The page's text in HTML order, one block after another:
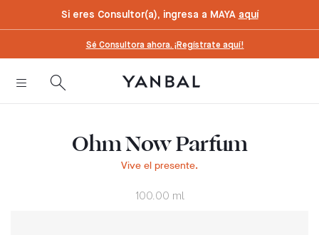
Si eres Consultor(a), ingresa a MAYA aquí
Sé Consultora ahora. ¡Regístrate aquí!
Ohm Now Parfum
Vive el presente.
100.00 ml